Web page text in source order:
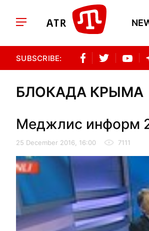
SUBSCRIBE:
БЛОКАДА КРЫМА
Меджлис информ
25 December 2016, 16:00 7111